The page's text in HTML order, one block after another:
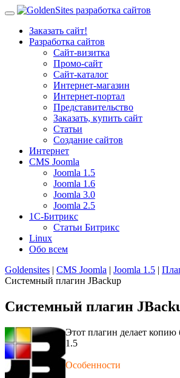
Заказать сайт!
Разработка сайтов
Сайт-визитка
Промо-сайт
Сайт-каталог
Интернет-магазин
Интернет-портал
Представительство
Заказать, купить сайт
Статьи
Создание сайтов
Интернет
CMS Joomla
Joomla 1.5
Joomla 1.6
Joomla 3.0
Joomla 2.5
1С-Битрикс
Статьи Битрикс
Linux
Обо всем
Goldensites | CMS Joomla | Joomla 1.5 |
Системный плагин JBackup
Системный плагин
Этот плагин делает
1.5
Особенности